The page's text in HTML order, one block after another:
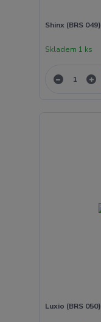
Shinx (BRS 049)
Skladem 1 ks
Luxio (BRS 050)